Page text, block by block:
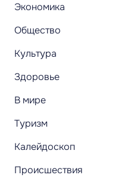
Экономика
Общество
Культура
Здоровье
В мире
Туризм
Калейдоскоп
Происшествия